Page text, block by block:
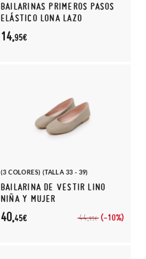
BAILARINAS PRIMEROS PASOS
ELÁSTICO LONA LAZO
14,95€
(3 COLORES) (TALLA 33 - 39)
BAILARINA DE VESTIR LINO
NIÑA Y MUJER
44,95€ (-10%)
40,45€